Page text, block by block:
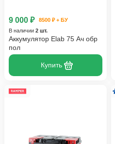
9 000 ₽
8500 ₽ + БУ
В наличии 2 шт.
Аккумулятор Elab 75 Ач обр
пол
Купить